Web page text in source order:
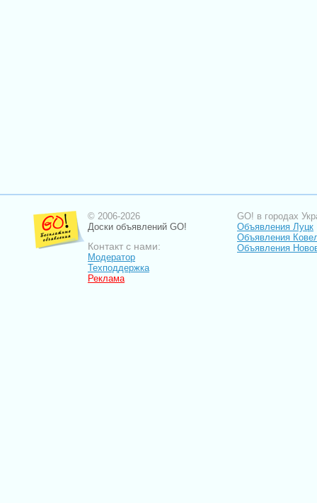
© 2006-2026
Доски объявлений GO!
Контакт с нами:
Модератор
Техподдержка
Реклама
GO! в городах
Объявления Луцк
Объявления
Объявления